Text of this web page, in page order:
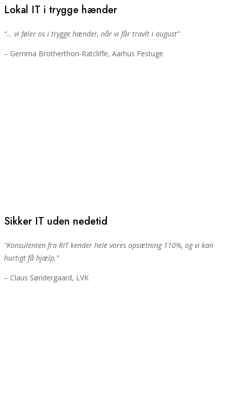
Lokal IT i trygge hænder
“… vi føler os i trygge hænder, når vi får travlt i august”
– Gemma Brotherthon-Ratcliffe, Aarhus Festuge
Sikker IT uden nedetid
“Konsulenten fra RIT kender hele vores opsætning 110%, og vi kan
hurtigt få hjælp.”
– Claus Søndergaard, LVK